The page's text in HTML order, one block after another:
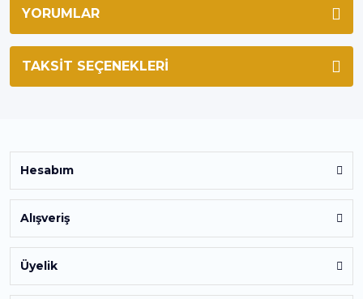
YORUMLAR
TAKSIT SEÇENEKLERI
Hesabım
Alışveriş
Üyelik